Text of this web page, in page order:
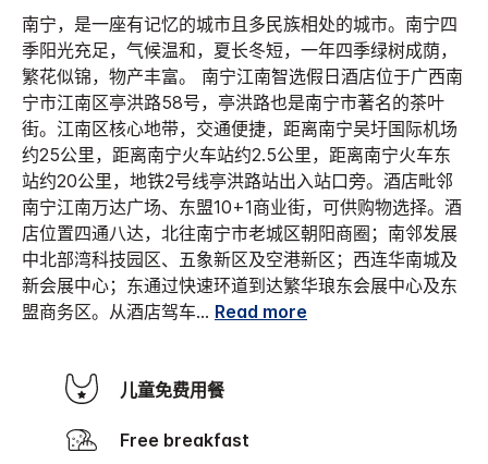
南宁，是一座有记忆的城市且多民族相处的城市。南宁四
季阳光充足，气候温和，夏长冬短，一年四季绿树成荫，
繁花似锦，物产丰富。 南宁江南智选假日酒店位于广西南
宁市江南区亭洪路58号，亭洪路也是南宁市著名的茶叶
街。江南区核心地带，交通便捷，距离南宁吴圩国际机场
约25公里，距离南宁火车站约2.5公里，距离南宁火车东
站约20公里，地铁2号线亭洪路站出入站口旁。酒店毗邻
南宁江南万达广场、东盟10+1商业街，可供购物选择。酒
店位置四通八达，北往南宁市老城区朝阳商圈；南邻发展
中北部湾科技园区、五象新区及空港新区；西连华南城及
新会展中心；东通过快速环道到达繁华琅东会展中心及东
盟商务区。从酒店驾车... Read more
儿童免费用餐
Free breakfast